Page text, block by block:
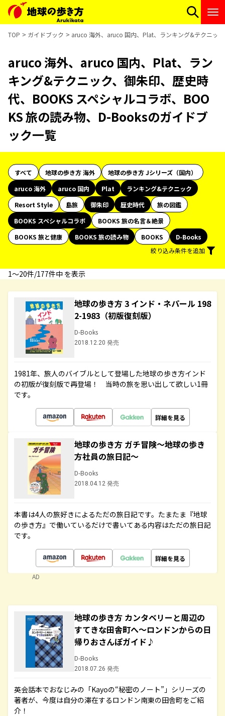
TOP ガイドブック aruco 海外、aruco 国内、Plat、ランキング&テクニッ
aruco 海外、aruco 国内、Plat、ラン
キング&テクニック、御朱印、歴史時
代、BOOKS スペシャルコラボ、BOO
KS 旅の読み物、D-Booksのガイドブ
ック一覧
すべて 地球の歩き方 海外
地球の歩き方 Jシリーズ（国内）
aruco 海外
aruco 国内 Plat
ランキング&テクニック
Resort Style
島旅 御朱印 歴史時代
旅の図鑑
BOOKS スペシャルコラボ
BOOKS 旅の名言＆絶景
BOOKS 旅と健康
BOOKS 旅の読み物 BOOKS
D-Books
絞り込み条件を追加
1〜20件/177件中 を表示
地球の歩き方 3 インド・ネパール 198
2-1983（初版復刻版）
D-Books
2018.12.20 発売
1981年、旅人のバイブルとして登場した地球の歩き方インド
の初版が復刻版で再登場！ 当時の旅を思い出して欲しい1冊
です。
詳細を見る
地球の歩き方 ガチ冒険～地球の歩き
方社員の旅日記～
D-Books
2018.04.12 発売
本書は4人の旅好きによるただの旅日記です。たまたま『地球
の歩き方』で働いているだけで書いてある内容はただの旅日記
です。
詳細を見る
AD
地球の歩き方 カンタベリーと周辺の
すてきな田舎町へ～ロンドンからの日
帰りおさんぽガイド♪
D-Books
2018.07.26 発売
英会話本でおなじみの「Kayoの“秘密のノート”」シリーズの
著者が、今度は自分の滞在するロンドン南東の田舎町をご紹
介！